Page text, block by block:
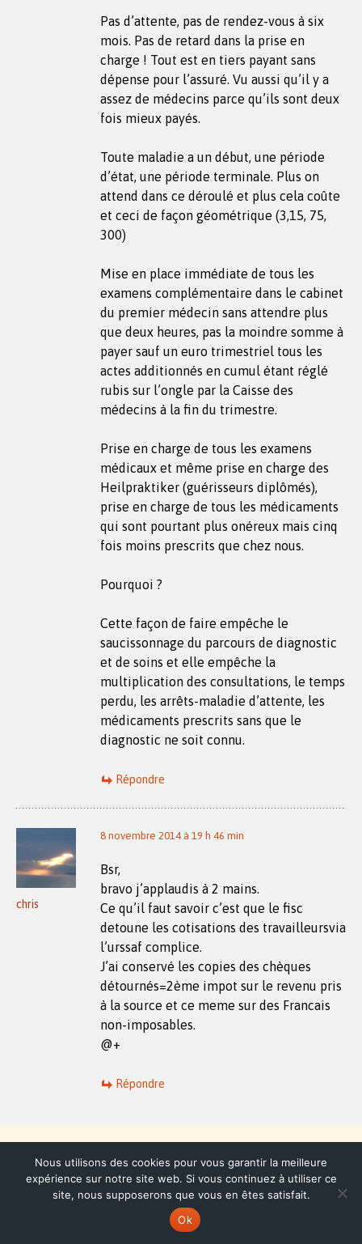
Pas d’attente, pas de rendez-vous à six
mois. Pas de retard dans la prise en
charge ! Tout est en tiers payant sans
dépense pour l’assuré. Vu aussi qu’il y a
assez de médecins parce qu’ils sont deux
fois mieux payés.
Toute maladie a un début, une période
d’état, une période terminale. Plus on
attend dans ce déroulé et plus cela coûte
et ceci de façon géométrique (3,15, 75,
300)
Mise en place immédiate de tous les
examens complémentaire dans le cabinet
du premier médecin sans attendre plus
que deux heures, pas la moindre somme à
payer sauf un euro trimestriel tous les
actes additionnés en cumul étant réglé
rubis sur l’ongle par la Caisse des
médecins à la fin du trimestre.
Prise en charge de tous les examens
médicaux et même prise en charge des
Heilpraktiker (guérisseurs diplômés),
prise en charge de tous les médicaments
qui sont pourtant plus onéreux mais cinq
fois moins prescrits que chez nous.
Pourquoi ?
Cette façon de faire empêche le
saucissonnage du parcours de diagnostic
et de soins et elle empêche la
multiplication des consultations, le temps
perdu, les arrêts-maladie d’attente, les
médicaments prescrits sans que le
diagnostic ne soit connu.
Répondre
chris
8 novembre 2014 à 19 h 46 min
Bsr,
bravo j’applaudis à 2 mains.
Ce qu’il faut savoir c’est que le fisc
detoune les cotisations des travailleursvia
l’urssaf complice.
J’ai conservé les copies des chèques
détournés=2ème impot sur le revenu pris
à la source et ce meme sur des Francais
non-imposables.
@+
Répondre
Laisser un commentaire
Votre adresse e-mail ne sera pas publiée.
Nous utilisons des cookies pour vous garantir la meilleure
expérience sur notre site web. Si vous continuez à utiliser ce
site, nous supposerons que vous en êtes satisfait.
Ok